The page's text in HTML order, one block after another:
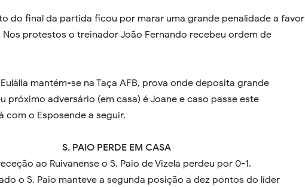
do final da partida ficou por marar uma grande penalidade a favor
Nos protestos o treinador João Fernando recebeu ordem de
mantém-se na Taça AFB, prova onde deposita grande
próximo adversário (em casa) é Joane e caso passe este
com o Esposende a seguir.
S. PAIO PERDE EM CASA
ao Ruivanense o S. Paio de Vizela perdeu por 0-1.
o S. Paio manteve a segunda posição a dez pontos do líder